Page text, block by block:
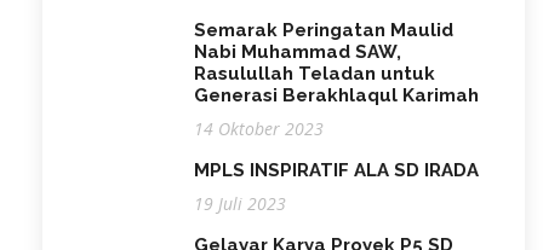
Semarak Peringatan Maulid
Nabi Muhammad SAW,
Rasulullah Teladan untuk
Generasi Berakhlaqul Karimah
14 Oktober 2023
MPLS INSPIRATIF ALA SD IRADA
19 Juli 2023
Gelayar Karya Proyek P5 SD